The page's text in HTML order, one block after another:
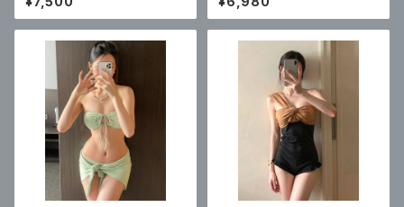
なカーディガン長袖
プ ビキニ